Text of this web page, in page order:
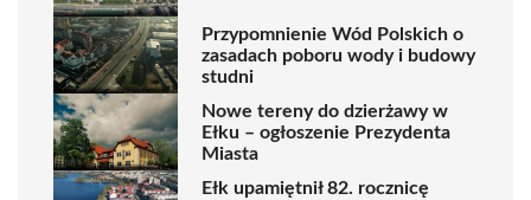
Przypomnienie Wód Polskich o
zasadach poboru wody i budowy
studni
Nowe tereny do dzierżawy w
Ełku – ogłoszenie Prezydenta
Miasta
Ełk upamiętnił 82. rocznicę